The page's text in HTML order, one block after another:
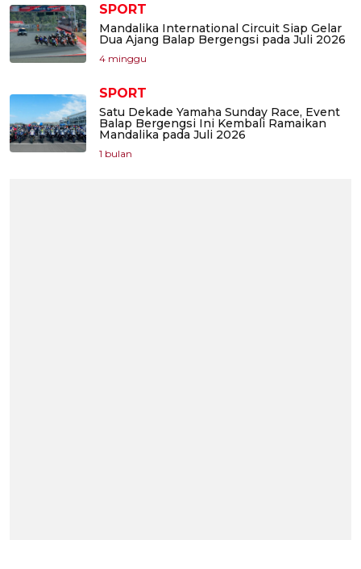
SPORT
Mandalika International Circuit Siap Gelar
Dua Ajang Balap Bergengsi pada Juli 2026
4 minggu
SPORT
Satu Dekade Yamaha Sunday Race, Event
Balap Bergengsi Ini Kembali Ramaikan
Mandalika pada Juli 2026
1 bulan